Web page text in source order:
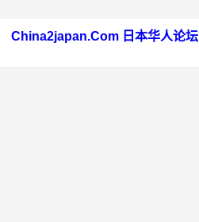
China2japan.Com 日本华人论坛